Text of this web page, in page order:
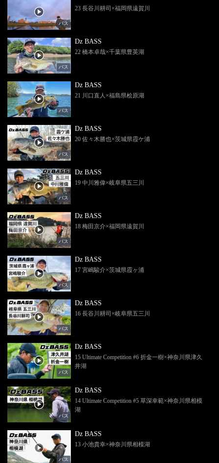
バス
23 長谷川耕司×福岡県遠賀川
バス
Dz BASS
22 橋本卓哉×千葉県豊英湖
バス
Dz BASS
21 川口直人×福島県桧原湖
バス
Dz BASS
20 佐々木勝也×茨城県霞ケ浦
バス
Dz BASS
19 中川雅偉×岐阜県五三川
バス
Dz BASS
18 梅田京介×福岡県遠賀川
バス
Dz BASS
17 宮嶋駿介×茨城県霞ヶ浦
バス
Dz BASS
16 長谷川耕司×岐阜県五三川
バス
Dz BASS
15 Ultimate Competition #6 折金一樹×神奈川県津久
井湖
バス
Dz BASS
14 Ultimate Competition #5 草深幸範×神奈川県相模
湖
バス
Dz BASS
13 小池貴幸×神奈川県相模湖